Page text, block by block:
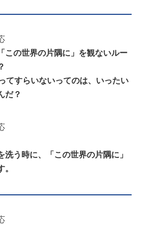
この世界の片隅に」を観ないルー
てすらいないってのは、いったい
だ？
洗う時に、「この世界の片隅に」